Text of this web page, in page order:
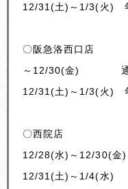
12/31(土)～1/3(火)
〇阪急洛西口店
～12/30(金) 通
12/31(土)～1/3(火)
〇西院店
12/28(水)～12/30(
12/31(土)～1/4(水)